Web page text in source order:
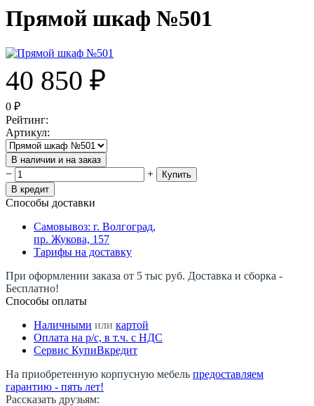
Прямой шкаф №501
40 850 ₽
0 ₽
Рейтинг:
Артикул:
В наличии и на заказ
− +
Купить
В кредит
Способы доставки
Самовывоз: г. Волгоград,
пр. Жукова, 157
Тарифы на доставку
При оформлении заказа от 5 тыс руб. Доставка и сборка -
Бесплатно!
Способы оплаты
Наличными или картой
Оплата на р/c, в т.ч. с НДС
Сервис КупиВкредит
На приобретенную корпусную мебель предоставляем
гарантию - пять лет!
Рассказать друзьям: